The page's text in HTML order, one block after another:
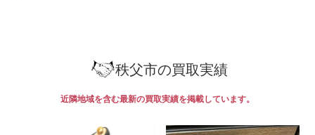
秩父市の買取実績
近隣地域を含む最新の買取実績を掲載しています。